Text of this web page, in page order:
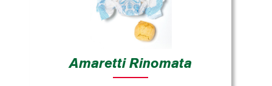
Amaretti Rinomata